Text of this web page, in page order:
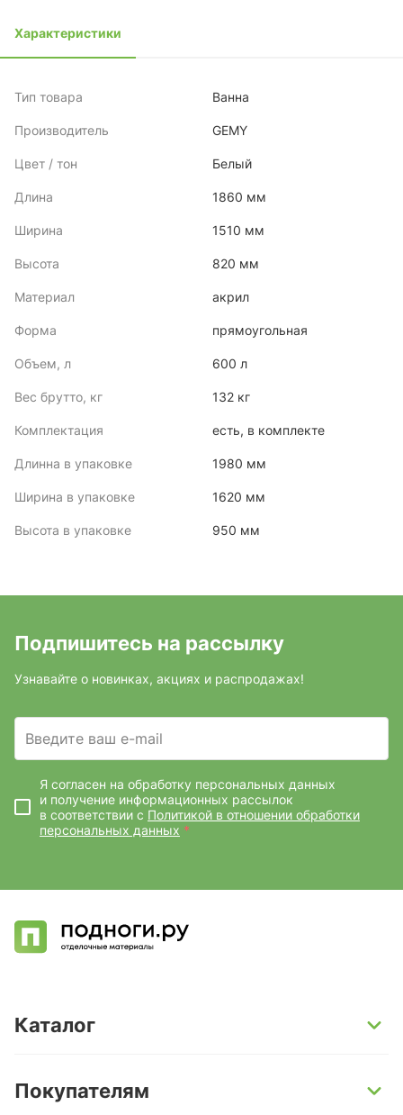
Характеристики
Тип товара Ванна
Производитель GEMY
Цвет / тон Белый
Длина 1860 мм
Ширина 1510 мм
Высота 820 мм
Материал акрил
Форма прямоугольная
Объем, л 600 л
Вес брутто, кг 132 кг
Комплектация есть, в комплекте
Длинна в упаковке 1980 мм
Ширина в упаковке 1620 мм
Высота в упаковке 950 мм
Подпишитесь на рассылку
Узнавайте о новинках, акциях и распродажах!
Введите ваш e-mail
Я согласен на обработку персональных данных
и получение информационных рассылок
в соответствии с Политикой в отношении обработки
персональных данных *
Каталог
Кварц-винил и LVT-плитка
Покупателям